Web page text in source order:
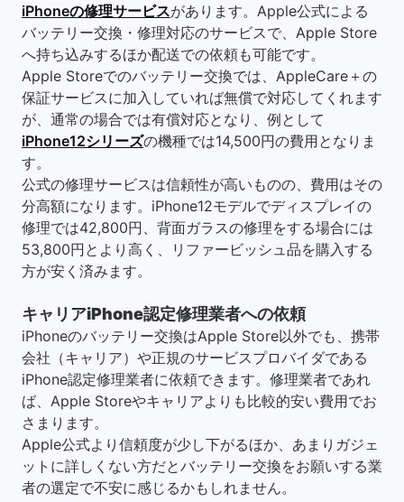
iPhoneの修理サービスがあります。Apple公式による
バッテリー交換・修理対応のサービスで、Apple Store
へ持ち込みするほか配送での依頼も可能です。
Apple Storeでのバッテリー交換では、AppleCare＋の
保証サービスに加入していれば無償で対応してくれます
が、通常の場合では有償対応となり、例として
iPhone12シリーズの機種では14,500円の費用となりま
す。
公式の修理サービスは信頼性が高いものの、費用はその
分高額になります。iPhone12モデルでディスプレイの
修理では42,800円、背面ガラスの修理をする場合には
53,800円とより高く、リファービッシュ品を購入する
方が安く済みます。
キャリアiPhone認定修理業者への依頼
iPhoneのバッテリー交換はApple Store以外でも、携帯
会社（キャリア）や正規のサービスプロバイダである
iPhone認定修理業者に依頼できます。修理業者であれ
ば、Apple Storeやキャリアよりも比較的安い費用でお
さまります。
Apple公式より信頼度が少し下がるほか、あまりガジェ
ットに詳しくない方だとバッテリー交換をお願いする業
者の選定で不安に感じるかもしれません。